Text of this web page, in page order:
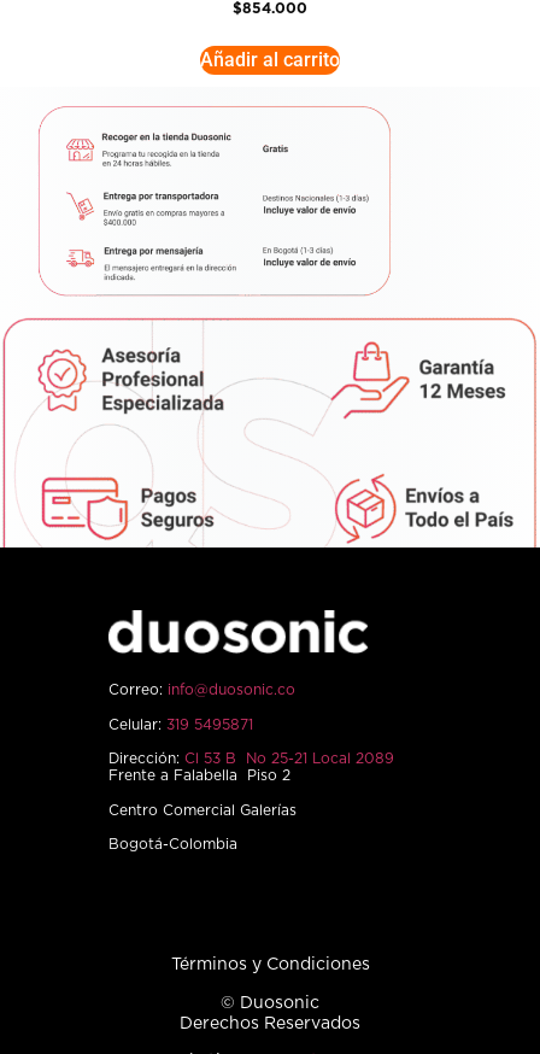
$854.000
Añadir al carrito
Correo: info@duosonic.co
Celular: 319 5495871
Dirección: Cl 53 B No 25-21 Local 2089
Frente a Falabella Piso 2
Centro Comercial Galerías
Bogotá-Colombia
Términos y Condiciones
© Duosonic
Derechos Reservados